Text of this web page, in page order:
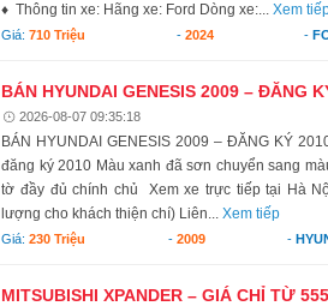
♦ Thông tin xe: Hãng xe: Ford Dòng xe:...Xem
Giá:710 Triệu - 2024 -
BÁN HYUNDAI GENESIS 2009 – ĐĂNG
2026-08-07 09:35:18
BÁN HYUNDAI GENESIS 2009 – ĐĂNG KÝ
đăng ký 2010 Màu xanh đã sơn chuyển sang
tờ đầy đủ chính chủ Xem xe trực tiếp tại Hà
lượng cho khách thiện chí) Liên...Xem tiếp
Giá:230 Triệu - 2009 -
MITSUBISHI XPANDER – GIÁ CHỈ TỪ